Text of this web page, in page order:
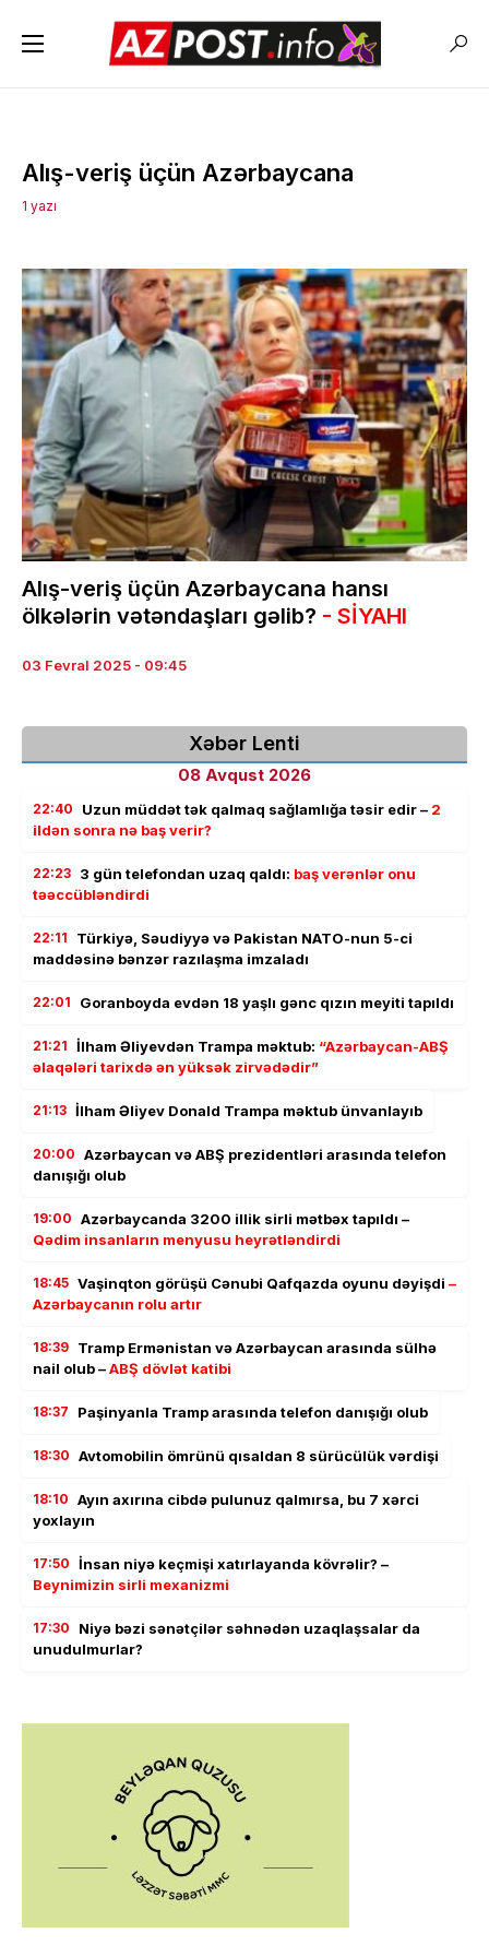
Alış-veriş üçün Azərbaycana
1 yazı
Alış-veriş üçün Azərbaycana hansı
ölkələrin vətəndaşları gəlib? - SİYAHI
03 Fevral 2025 - 09:45
Xəbər Lenti
08 Avqust 2026
22:40 Uzun müddət tək qalmaq sağlamlığa təsir edir – 2
ildən sonra nə baş verir?
22:23 3 gün telefondan uzaq qaldı: baş verənlər onu
təəccübləndirdi
22:11
Türkiyə, Səudiyyə və Pakistan NATO-nun 5-ci
maddəsinə bənzər razılaşma imzaladı
22:01 Goranboyda evdən 18 yaşlı gənc qızın meyiti tapıldı
21:21 İlham Əliyevdən Trampa məktub: “Azərbaycan-ABŞ
əlaqələri tarixdə ən yüksək zirvədədir”
21:13 İlham Əliyev Donald Trampa məktub ünvanlayıb
20:00 Azərbaycan və ABŞ prezidentləri arasında telefon
danışığı olub
19:00 Azərbaycanda 3200 illik sirli mətbəx tapıldı –
Qədim insanların menyusu heyrətləndirdi
18:45 Vaşinqton görüşü Cənubi Qafqazda oyunu dəyişdi –
Azərbaycanın rolu artır
18:39 Tramp Ermənistan və Azərbaycan arasında sülhə
nail olub –ABŞ dövlət katibi
18:37 Paşinyanla Tramp arasında telefon danışığı olub
18:30 Avtomobilin ömrünü qısaldan 8 sürücülük vərdişi
18:10 Ayın axırına cibdə pulunuz qalmırsa, bu 7 xərci
yoxlayın
17:50 İnsan niyə keçmişi xatırlayanda kövrəlir? –
Beynimizin sirli mexanizmi
17:30
Niyə bəzi sənətçilər səhnədən uzaqlaşsalar da
unudulmurlar?